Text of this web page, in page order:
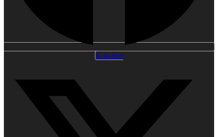
X-twitter